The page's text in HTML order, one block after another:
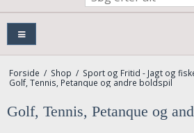
Forside / Shop / Sport og Fritid - Jagt og
Golf, Tennis, Petanque og andre boldspil
Golf, Tennis, Petanque og